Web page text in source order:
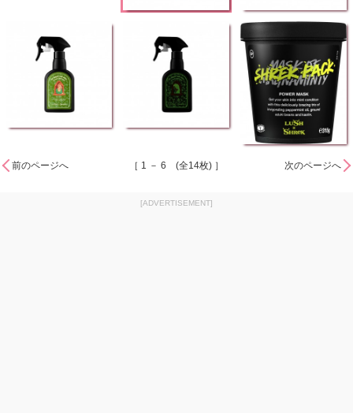
前のページへ ［ 1 － 6 (全14枚) ］ 次のページへ
[ADVERTISEMENT]